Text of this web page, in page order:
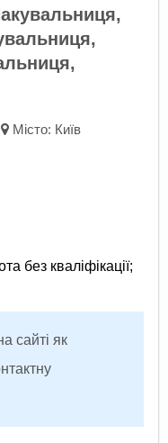
Місто: Київ
без кваліфікації;
сайті як